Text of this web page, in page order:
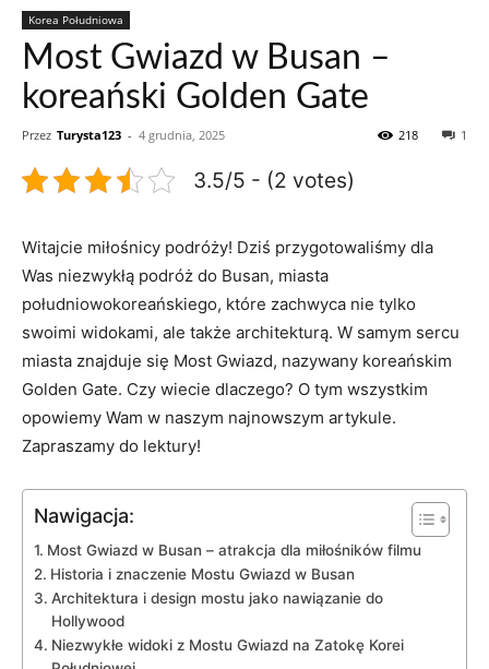
Korea Południowa
Most Gwiazd w Busan –
koreański Golden Gate
Przez Turysta123 - 4 grudnia, 2025 1
218
3.5/5 - (2 votes)
Witajcie miłośnicy podróży! Dziś przygotowaliśmy dla
Was niezwykłą podróż do Busan, miasta
południowokoreańskiego, ⁣które zachwyca nie tylko
swoimi widokami, ale także architekturą. W samym sercu
miasta‍ znajduje się Most Gwiazd, nazywany⁣ koreańskim
Golden Gate. Czy wiecie dlaczego? O tym wszystkim
opowiemy Wam w naszym najnowszym artykule.
Zapraszamy do lektury!
Nawigacja:
Most⁤ Gwiazd w Busan – atrakcja dla miłośników filmu
Historia i znaczenie Mostu Gwiazd w Busan
Architektura i design mostu jako nawiązanie do
Hollywood
Niezwykłe ‍widoki z Mostu Gwiazd na Zatokę Korei